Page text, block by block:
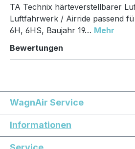
TA Technix härteverstellbarer
Luftfahrwerk / Airride passend
6H, 6HS, Baujahr 19… Mehr
Bewertungen
WagnAir Service
Informationen